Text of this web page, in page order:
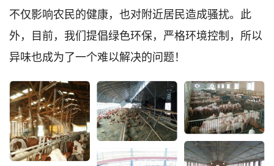
不仅影响农民的健康，也对附近居民造成骚扰。此
外，目前，我们提倡绿色环保，严格环境控制，所以
异味也成为了一个难以解决的问题！